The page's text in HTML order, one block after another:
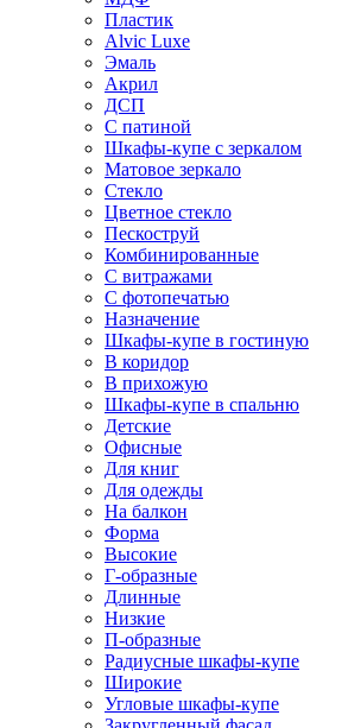
Пластик
Alvic Luxe
Эмаль
Акрил
ДСП
С патиной
Шкафы-купе с зеркалом
Матовое зеркало
Стекло
Цветное стекло
Пескоструй
Комбинированные
С витражами
С фотопечатью
Назначение
Шкафы-купе в гостиную
В коридор
В прихожую
Шкафы-купе в спальню
Детские
Офисные
Для книг
Для одежды
На балкон
Форма
Высокие
Г-образные
Длинные
Низкие
П-образные
Радиусные шкафы-купе
Широкие
Угловые шкафы-купе